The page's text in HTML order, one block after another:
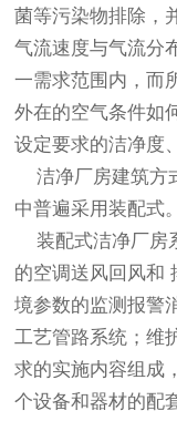
菌等污染物排除，
气流速度与气流分
一需求范围内，而
外在的空气条件如
设定要求的洁净度
洁净厂房建筑方
中普遍采用装配式。
装配式洁净厂房
的空调送风回风和
境参数的监测报警
工艺管路系统；维
求的实施内容组成
个设备和器材的配